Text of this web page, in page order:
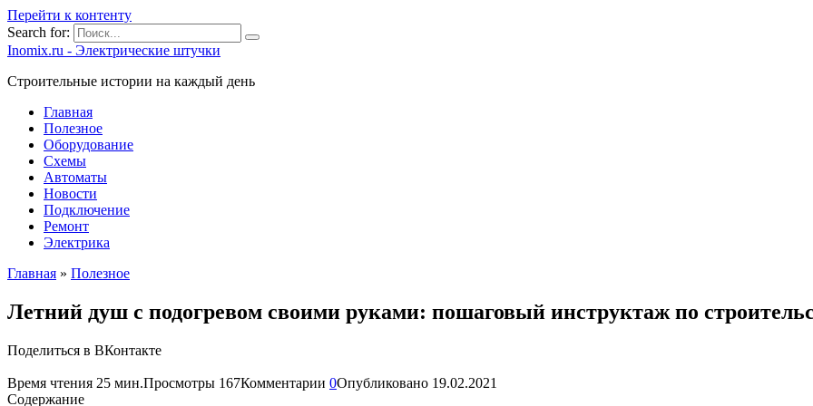
Перейти к контенту
Search for:
Inomix.ru - Электрические штучки
Cтроительные истории на каждый день
Главная
Полезное
Оборудование
Схемы
Автоматы
Новости
Подключение
Ремонт
Электрика
Главная » Полезное
Летний душ с подогревом своими руками: пошаговый инструктаж по
Поделиться в ВКонтакте
Время чтения 25 мин.Просмотры 167Комментарии 0Опубликовано 19.02.2021
Содержание